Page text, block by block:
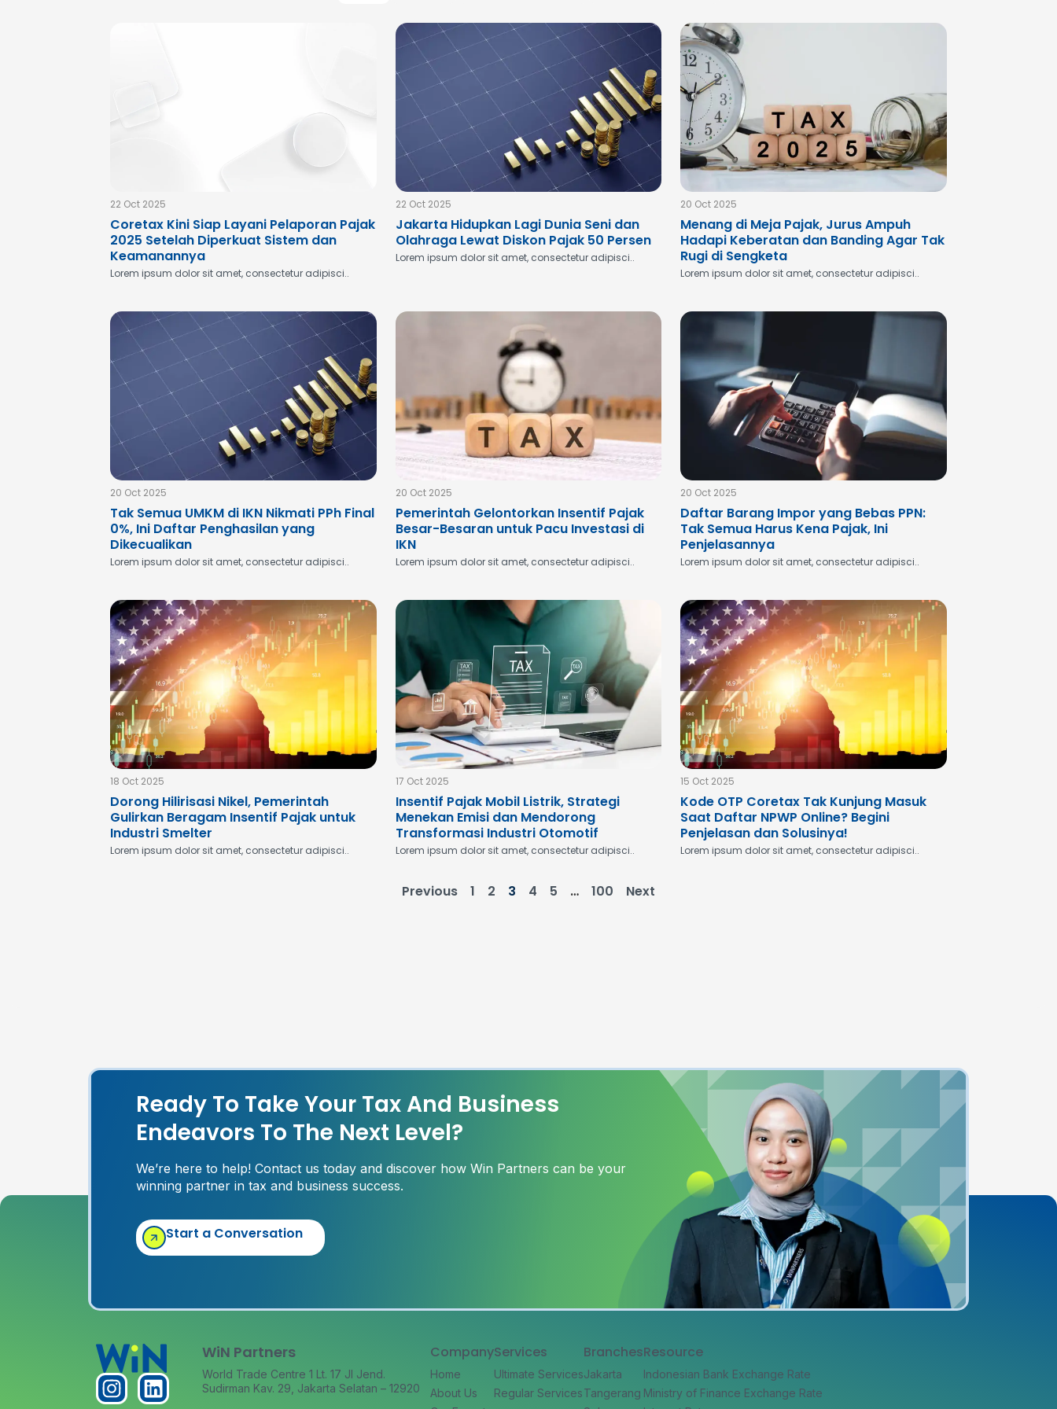
22 Oct 2025
Coretax Kini Siap Layani Pelaporan Pajak
2025 Setelah Diperkuat Sistem dan
Keamanannya
Lorem ipsum dolor sit amet, consectetur adipisci..
22 Oct 2025
Jakarta Hidupkan Lagi Dunia Seni dan
Olahraga Lewat Diskon Pajak 50 Persen
Lorem ipsum dolor sit amet, consectetur adipisci..
20 Oct 2025
Menang di Meja Pajak, Jurus Ampuh
Hadapi Keberatan dan Banding Agar Tak
Rugi di Sengketa
Lorem ipsum dolor sit amet, consectetur adipisci..
20 Oct 2025
Tak Semua UMKM di IKN Nikmati PPh Final
0%, Ini Daftar Penghasilan yang
Dikecualikan
Lorem ipsum dolor sit amet, consectetur adipisci..
20 Oct 2025
Pemerintah Gelontorkan Insentif Pajak
Besar-Besaran untuk Pacu Investasi di
IKN
Lorem ipsum dolor sit amet, consectetur adipisci..
20 Oct 2025
Daftar Barang Impor yang Bebas PPN:
Tak Semua Harus Kena Pajak, Ini
Penjelasannya
Lorem ipsum dolor sit amet, consectetur adipisci..
18 Oct 2025
Dorong Hilirisasi Nikel, Pemerintah
Gulirkan Beragam Insentif Pajak untuk
Industri Smelter
Lorem ipsum dolor sit amet, consectetur adipisci..
17 Oct 2025
Insentif Pajak Mobil Listrik, Strategi
Menekan Emisi dan Mendorong
Transformasi Industri Otomotif
Lorem ipsum dolor sit amet, consectetur adipisci..
15 Oct 2025
Kode OTP Coretax Tak Kunjung Masuk
Saat Daftar NPWP Online? Begini
Penjelasan dan Solusinya!
Lorem ipsum dolor sit amet, consectetur adipisci..
Previous 1 2 3 4 5 … 100 Next
Ready To Take Your Tax And Business
Endeavors To The Next Level?
We’re here to help! Contact us today and discover how Win Partners can be your
winning partner in tax and business success.
Start a Conversation
WiN Partners
World Trade Centre 1 Lt. 17 Jl Jend.
Sudirman Kav. 29, Jakarta Selatan – 12920
Company
Home
About Us
Services
Ultimate Services
Regular Services
Branches
Jakarta
Tangerang
Resource
Indonesian Bank Exchange Rate
Ministry of Finance Exchange Rate